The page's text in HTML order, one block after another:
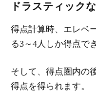
ドラスティック
得点計算時、エレベ
る3～4人しか得点で
そして、得点圏内の
得点を得られます。